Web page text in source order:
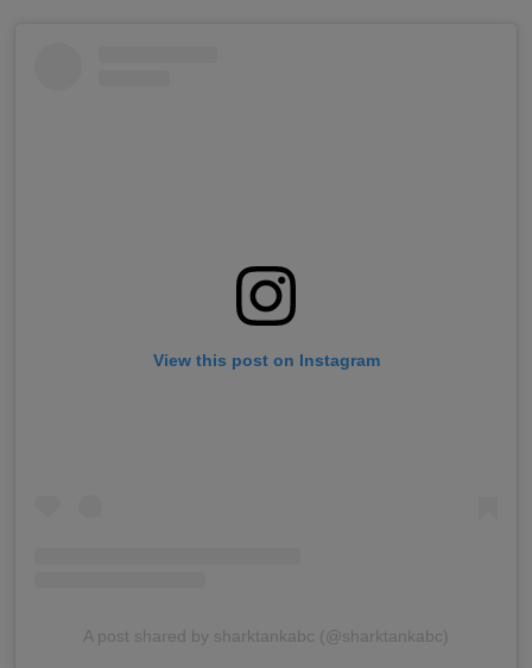
View this post on Instagram
A post shared by sharktankabc (@sharktankabc)